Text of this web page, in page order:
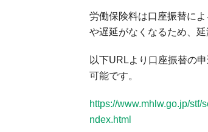
労働保険料は口座振替に
や遅延がなくなるため、
以下URLより口座振替の
可能です。
https://www.mhlw.go.jp/
ndex.html